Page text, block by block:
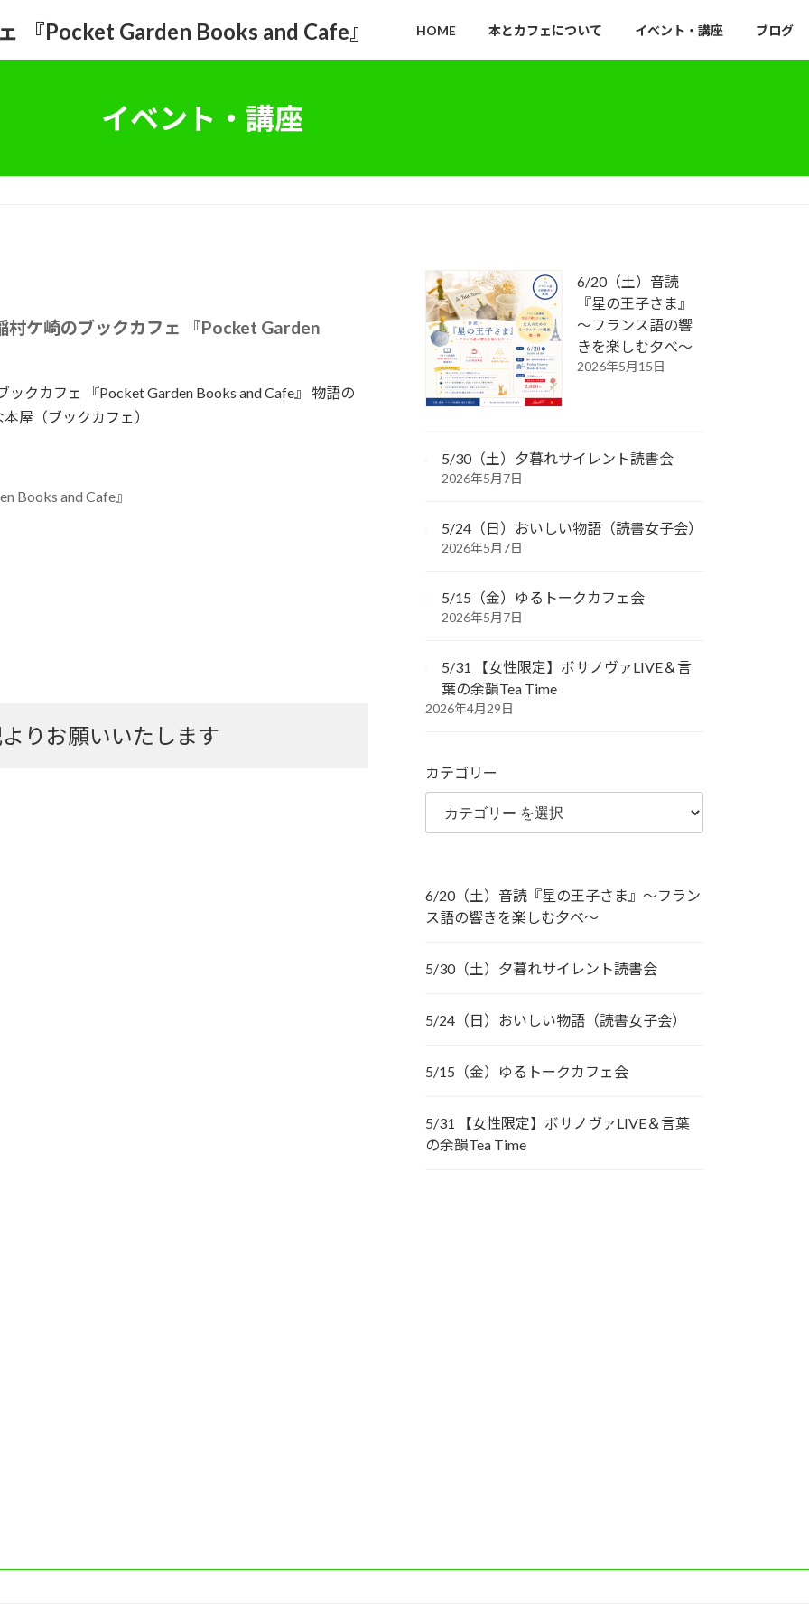
HOME 本とカフェについて イベント・講座 ブログ
イベント・講座
村ケ崎のブックカフェ 『Pocket Garden
クカフェ 『Pocket Garden Books and Cafe』 物語の
屋（ブックカフェ）
Books and Cafe』
りお願いいたします
6/20（土）音読
『星の王子さま』
～フランス語の響
きを楽しむ夕べ～
2026年5月15日
5/30（土）夕暮れサイレント読書会
2026年5月7日
5/24（日）おいしい物語（読書女子会）
2026年5月7日
5/15（金）ゆるトークカフェ会
2026年5月7日
5/31 【女性限定】ボサノヴァLIVE＆言
葉の余韻Tea Time
2026年4月29日
カテゴリー
6/20（土）音読『星の王子さま』～フラン
ス語の響きを楽しむ夕べ～
5/30（土）夕暮れサイレント読書会
5/24（日）おいしい物語（読書女子会）
5/15（金）ゆるトークカフェ会
5/31 【女性限定】ボサノヴァLIVE＆言葉
の余韻Tea Time